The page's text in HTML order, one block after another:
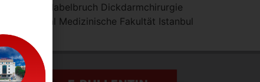
Nabelbruch Dickdarmchirurgie
Hospital Medizinische Fakultät Istanbul